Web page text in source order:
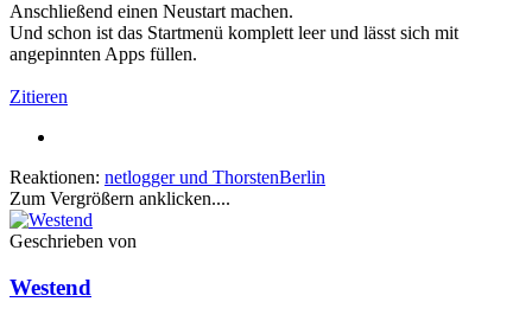
Anschließend einen Neustart machen.
Und schon ist das Startmenü komplett leer und lässt sich mit
angepinnten Apps füllen.
Zitieren
Reaktionen: netloggerund ThorstenBerlin
Zum Vergrößern anklicken....
Geschrieben von
Westend